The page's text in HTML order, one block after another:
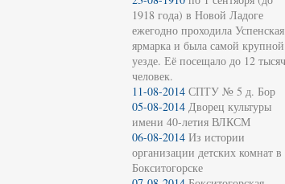
1918 года) в Новой Ладоге
ежегодно проходила Успенская
ярмарка и была самой
уезде. Её посещало до 12 тысяч
человек.
11-08-2014 СПТУ № 5 д. Бор
05-08-2014 Дворец культуры
имени 40-летия ВЛКСМ
06-08-2014 Из истории
организации детских комнат в
Бокситогорске